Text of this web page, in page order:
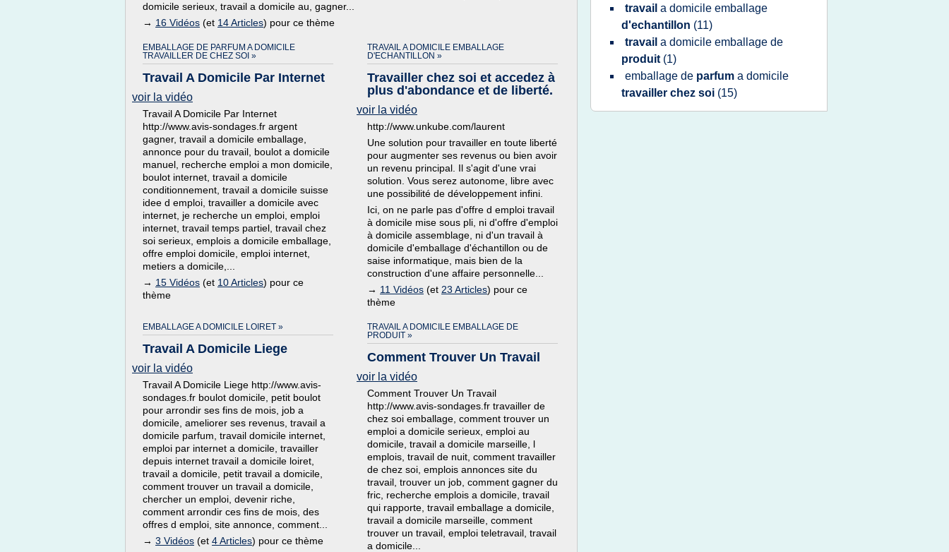
domicile serieux, travail a domicile au, gagner...
→ 16 Vidéos (et 14 Articles) pour ce thème
EMBALLAGE DE PARFUM A DOMICILE
TRAVAILLER DE CHEZ SOI »
Travail A Domicile Par Internet
voir la vidéo
Travail A Domicile Par Internet
http://www.avis-sondages.fr argent
gagner, travail a domicile emballage,
annonce pour du travail, boulot a domicile
manuel, recherche emploi a mon domicile,
boulot internet, travail a domicile
conditionnement, travail a domicile suisse
idee d emploi, travailler a domicile avec
internet, je recherche un emploi, emploi
internet, travail temps partiel, travail chez
soi serieux, emplois a domicile emballage,
offre emploi domicile, emploi internet,
metiers a domicile,...
→ 15 Vidéos (et 10 Articles) pour ce
thème
TRAVAIL A DOMICILE EMBALLAGE
D'ECHANTILLON »
Travailler chez soi et accedez à
plus d'abondance et de liberté.
voir la vidéo
http://www.unkube.com/laurent
Une solution pour travailler en toute liberté
pour augmenter ses revenus ou bien avoir
un revenu principal. Il s'agit d'une vrai
solution. Vous serez autonome, libre avec
une possibilité de développement infini.
Ici, on ne parle pas d'offre d emploi travail
à domicile mise sous pli, ni d'offre d'emploi
à domicile assemblage, ni d'un travail à
domicile d'emballage d'échantillon ou de
saise informatique, mais bien de la
construction d'une affaire personnelle...
→ 11 Vidéos (et 23 Articles) pour ce
thème
EMBALLAGE A DOMICILE LOIRET »
Travail A Domicile Liege
voir la vidéo
Travail A Domicile Liege http://www.avis-
sondages.fr boulot domicile, petit boulot
pour arrondir ses fins de mois, job a
domicile, ameliorer ses revenus, travail a
domicile parfum, travail domicile internet,
emploi par internet a domicile, travailler
depuis internet travail a domicile loiret,
travail a domicile, petit travail a domicile,
comment trouver un travail a domicile,
chercher un emploi, devenir riche,
comment arrondir ces fins de mois, des
offres d emploi, site annonce, comment...
→ 3 Vidéos (et 4 Articles) pour ce thème
TRAVAIL A DOMICILE EMBALLAGE DE
PRODUIT »
Comment Trouver Un Travail
voir la vidéo
Comment Trouver Un Travail
http://www.avis-sondages.fr travailler de
chez soi emballage, comment trouver un
emploi a domicile serieux, emploi au
domicile, travail a domicile marseille, l
emplois, travail de nuit, comment travailler
de chez soi, emplois annonces site du
travail, trouver un job, comment gagner du
fric, recherche emplois a domicile, travail
qui rapporte, travail emballage a domicile,
travail a domicile marseille, comment
trouver un travail, emploi teletravail, travail
a domicile...
travail a domicile emballage
d'echantillon (11)
travail a domicile emballage de
produit (1)
emballage de parfum a domicile
travailler chez soi (15)